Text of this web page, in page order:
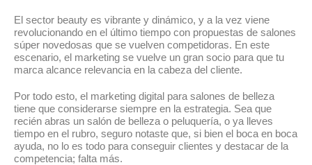
El sector beauty es vibrante y dinámico, y a la vez viene
revolucionando en el último tiempo con propuestas de salones
súper novedosas que se vuelven competidoras. En este
escenario, el marketing se vuelve un gran socio para que tu
marca alcance relevancia en la cabeza del cliente.
Por todo esto, el marketing digital para salones de belleza
tiene que considerarse siempre en la estrategia. Sea que
recién abras un salón de belleza o peluquería, o ya lleves
tiempo en el rubro, seguro notaste que, si bien el boca en boca
ayuda, no lo es todo para conseguir clientes y destacar de la
competencia; falta más.